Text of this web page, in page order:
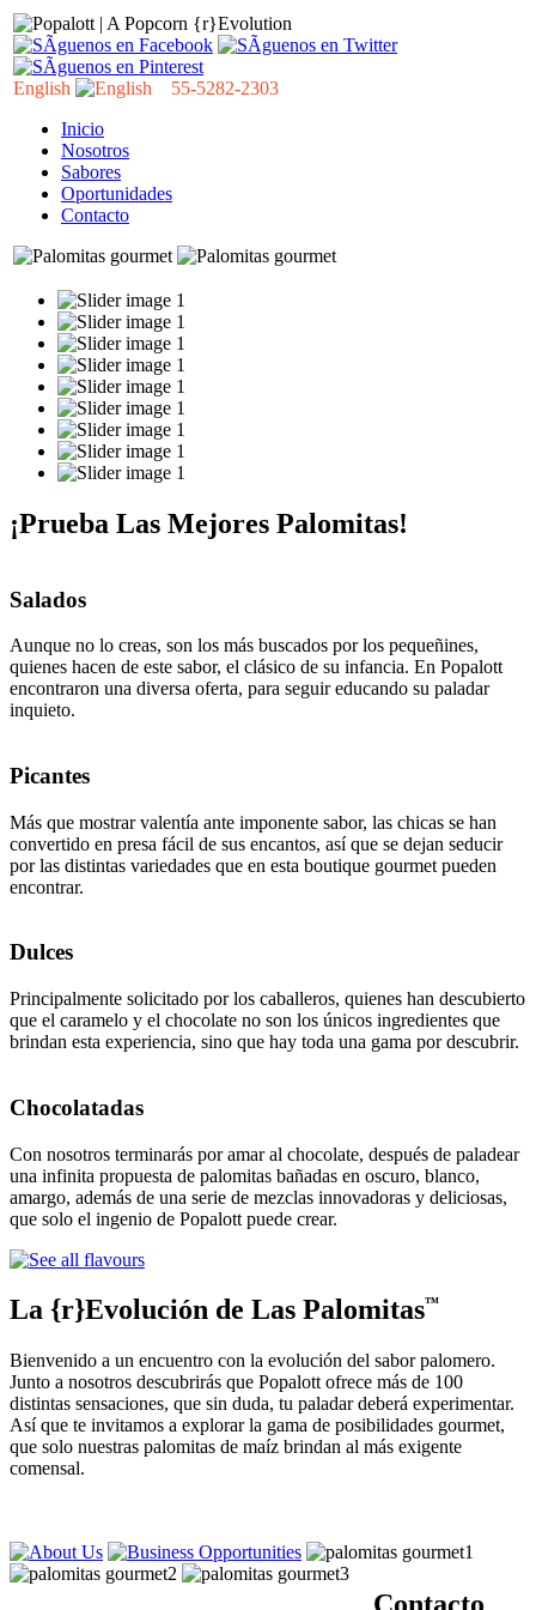
English
55-5282-2303
Inicio
Nosotros
Sabores
Oportunidades
Contacto
¡Prueba Las Mejores Palomitas!
Salados
Aunque no lo creas, son los más buscados por los pequeñines,
quienes hacen de este sabor, el clásico de su infancia. En Popalott
encontraron una diversa oferta, para seguir educando su paladar
inquieto.
Picantes
Más que mostrar valentía ante imponente sabor, las chicas se han
convertido en presa fácil de sus encantos, así que se dejan seducir
por las distintas variedades que en esta boutique gourmet pueden
encontrar.
Dulces
Principalmente solicitado por los caballeros, quienes han descubierto
que el caramelo y el chocolate no son los únicos ingredientes que
brindan esta experiencia, sino que hay toda una gama por descubrir.
Chocolatadas
Con nosotros terminarás por amar al chocolate, después de paladear
una infinita propuesta de palomitas bañadas en oscuro, blanco,
amargo, además de una serie de mezclas innovadoras y deliciosas,
que solo el ingenio de Popalott puede crear.
La {r}Evolución de Las Palomitas™
Bienvenido a un encuentro con la evolución del sabor palomero.
Junto a nosotros descubrirás que Popalott ofrece más de 100
distintas sensaciones, que sin duda, tu paladar deberá experimentar.
Así que te invitamos a explorar la gama de posibilidades gourmet,
que solo nuestras palomitas de maíz brindan al más exigente
comensal.